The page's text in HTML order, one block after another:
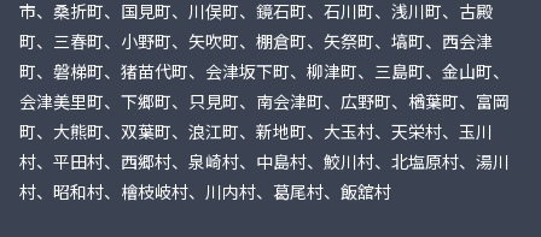
市、桑折町、国見町、川俣町、鏡石町、石川町、浅川町、古殿
町、三春町、小野町、矢吹町、棚倉町、矢祭町、塙町、西会津
町、磐梯町、猪苗代町、会津坂下町、柳津町、三島町、金山町、
会津美里町、下郷町、只見町、南会津町、広野町、楢葉町、富岡
町、大熊町、双葉町、浪江町、新地町、大玉村、天栄村、玉川
村、平田村、西郷村、泉崎村、中島村、鮫川村、北塩原村、湯川
村、昭和村、檜枝岐村、川内村、葛尾村、飯舘村